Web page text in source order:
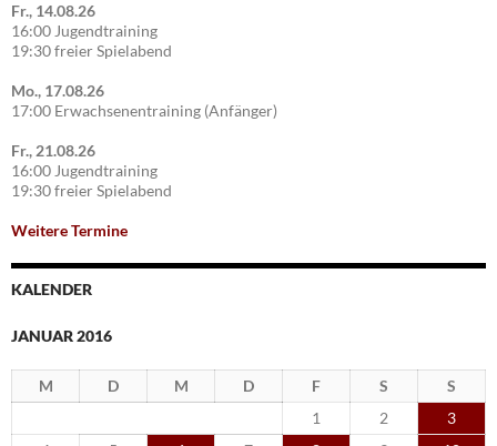
Fr., 14.08.26
16:00 Jugendtraining
19:30 freier Spielabend
Mo., 17.08.26
17:00 Erwachsenentraining (Anfänger)
Fr., 21.08.26
16:00 Jugendtraining
19:30 freier Spielabend
Weitere Termine
KALENDER
JANUAR 2016
M D M D F S
S
1
2
3